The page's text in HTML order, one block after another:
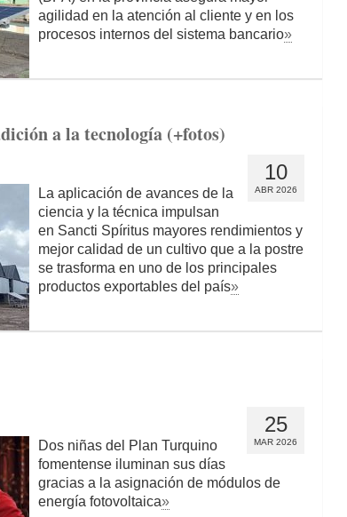
agilidad en la atención al cliente y en los
procesos internos del sistema bancario»
a la tecnología (+fotos)
10
ABR 2026
La aplicación de avances de la
ciencia y la técnica impulsan
en Sancti Spíritus mayores rendimientos y
mejor calidad de un cultivo que a la postre
se trasforma en uno de los principales
productos exportables del país»
25
MAR 2026
Dos niñas del Plan Turquino
fomentense iluminan sus días
gracias a la asignación de módulos de
energía fotovoltaica»